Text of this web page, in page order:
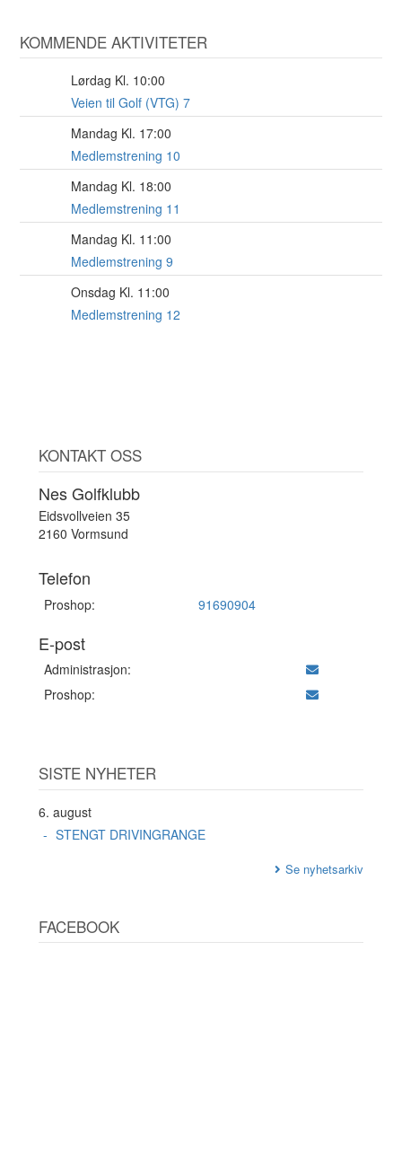
KOMMENDE AKTIVITETER
Lørdag Kl. 10:00
Veien til Golf (VTG) 7
Mandag Kl. 17:00
Medlemstrening 10
Mandag Kl. 18:00
Medlemstrening 11
Mandag Kl. 11:00
Medlemstrening 9
Onsdag Kl. 11:00
Medlemstrening 12
KONTAKT OSS
Nes Golfklubb
Eidsvollveien 35
2160 Vormsund
Telefon
Proshop: 91690904
E-post
Administrasjon:
Proshop:
SISTE NYHETER
6. august
STENGT DRIVINGRANGE
Se nyhetsarkiv
FACEBOOK